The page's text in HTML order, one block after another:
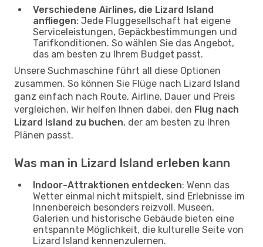
Verschiedene Airlines, die Lizard Island
anfliegen: Jede Fluggesellschaft hat eigene
Serviceleistungen, Gepäckbestimmungen und
Tarifkonditionen. So wählen Sie das Angebot,
das am besten zu Ihrem Budget passt.
Unsere Suchmaschine führt all diese Optionen
zusammen. So können Sie Flüge nach Lizard Island
ganz einfach nach Route, Airline, Dauer und Preis
vergleichen. Wir helfen Ihnen dabei, den Flug nach
Lizard Island zu buchen, der am besten zu Ihren
Plänen passt.
Was man in Lizard Island erleben kann
Indoor-Attraktionen entdecken: Wenn das
Wetter einmal nicht mitspielt, sind Erlebnisse im
Innenbereich besonders reizvoll. Museen,
Galerien und historische Gebäude bieten eine
entspannte Möglichkeit, die kulturelle Seite von
Lizard Island kennenzulernen.